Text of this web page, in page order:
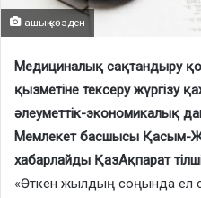
ашық көзден
Медициналық сақтандыру
қызметіне тексеру жүргізу
әлеуметтік-экономикалық
Мемлекет басшысы Қасым-
хабарлайды ҚазАқпарат
«Өткен жылдың соңында ел